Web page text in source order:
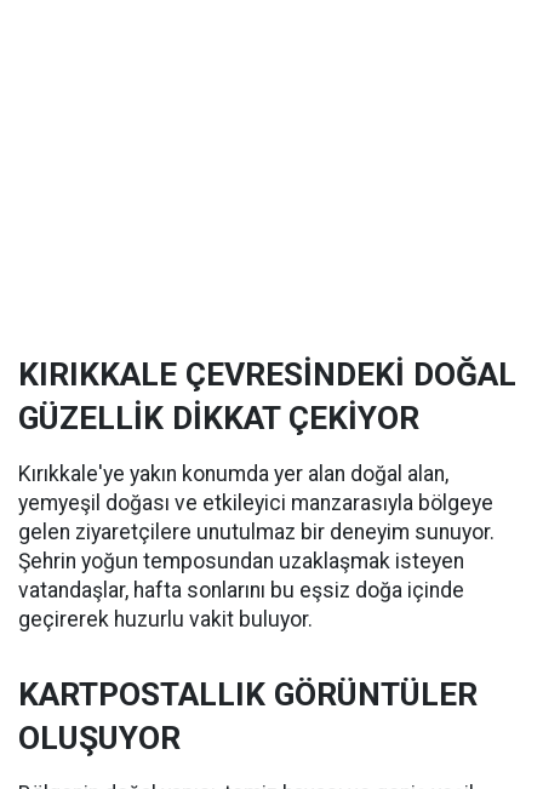
KIRIKKALE ÇEVRESİNDEKİ DOĞAL
GÜZELLİK DİKKAT ÇEKİYOR
Kırıkkale'ye yakın konumda yer alan doğal alan,
yemyeşil doğası ve etkileyici manzarasıyla bölgeye
gelen ziyaretçilere unutulmaz bir deneyim sunuyor.
Şehrin yoğun temposundan uzaklaşmak isteyen
vatandaşlar, hafta sonlarını bu eşsiz doğa içinde
geçirerek huzurlu vakit buluyor.
KARTPOSTALLIK GÖRÜNTÜLER
OLUŞUYOR